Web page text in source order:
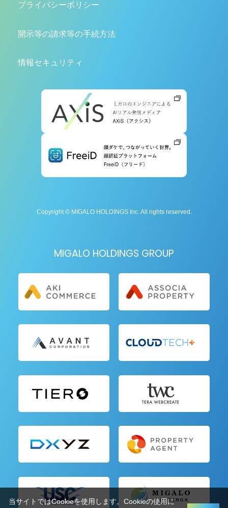
プライバシーポリシー
開示等の請求等の手続方法
情報セキュリティ
Copyright © MIGALO HOLDINGS Inc. All rights reserved.
MIGALO HOLDINGS GROUP
当サイトではCookieを使用します。Cookieの使用に